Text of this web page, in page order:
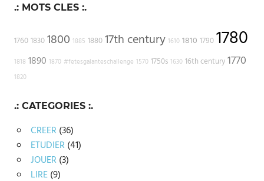
.: MOTS CLES :.
1760 1830 1800 1885 1880 17th century 1610 1810 1790 1780
1818 1890 1870 #fetesgalanteschallenge 1570 1750s 1630 16th century 1770
1820
.: CATEGORIES :.
CREER (36)
ETUDIER (41)
JOUER (3)
LIRE(9)